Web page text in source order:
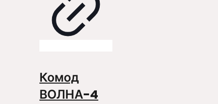
Комод
ВОЛНА-4